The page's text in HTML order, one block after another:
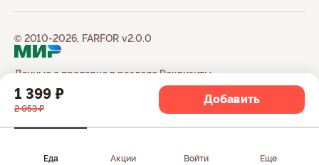
1 399 ₽
2 053 ₽
Добавить
Еда Акции Войти Еще
Данные о продавце в разделеРеквизиты
© 2010-2026, FARFOR v2.0.0